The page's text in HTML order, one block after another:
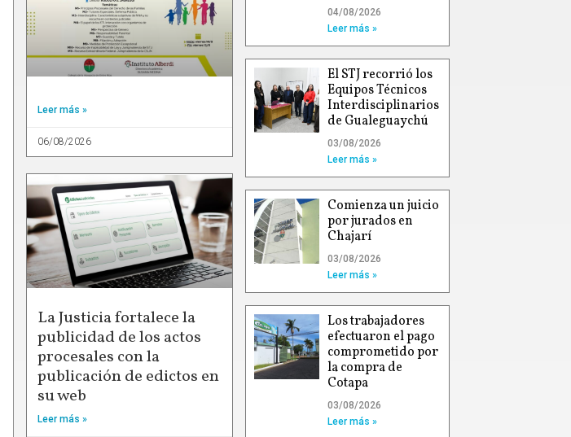
Leer más »
06/08/2026
La Justicia fortalece la
publicidad de los actos
procesales con la
publicación de edictos en
su web
Leer más »
04/08/2026
Leer más »
El STJ recorrió los
Equipos Técnicos
Interdisciplinarios
de Gualeguaychú
03/08/2026
Leer más »
Comienza un juicio
por jurados en
Chajarí
03/08/2026
Leer más »
Los trabajadores
efectuaron el pago
comprometido por
la compra de
Cotapa
03/08/2026
Leer más »